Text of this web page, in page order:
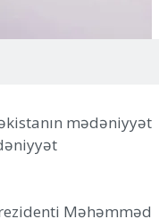
mədəniyyət
Məhəmməd